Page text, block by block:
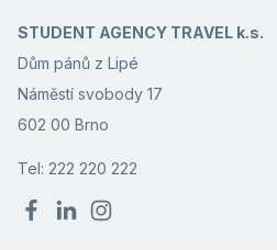
STUDENT AGENCY TRAVEL k.s.
Dům pánů z Lipé
Náměstí svobody 17
602 00 Brno
Tel: 222 220 222